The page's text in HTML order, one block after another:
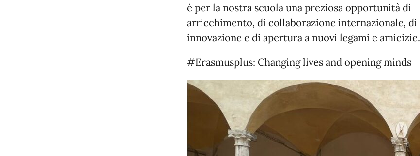
è per la nostra scuola una preziosa opportunità di
arricchimento, di collaborazione internazionale, di
innovazione e di apertura a nuovi legami e amicizie.
#Erasmusplus: Changing lives and opening minds